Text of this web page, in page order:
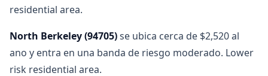
residential area.
North Berkeley(94705)se ubica cerca de $2,520 al
ano y entra en una banda de riesgo moderado. Lower
risk residential area.